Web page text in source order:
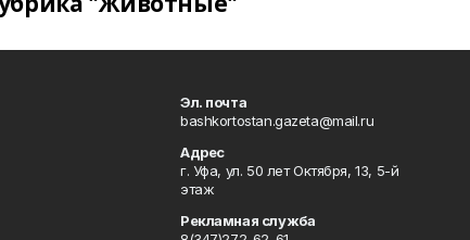
Эл. почта
bashkortostan.gazeta@mail.ru
Адрес
г. Уфа, ул. 50 лет Октября, 13, 5-й
этаж
Рекламная служба